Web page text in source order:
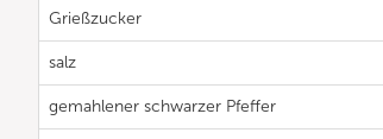
Grießzucker
salz
gemahlener schwarzer Pfeffer